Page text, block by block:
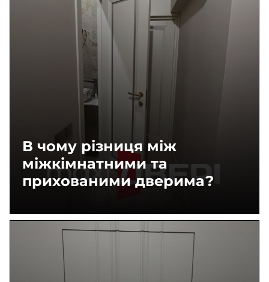
В чому різниця між
міжкімнатними та
прихованими дверима?